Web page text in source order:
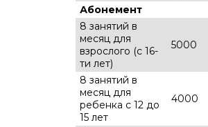
Абонемент
8 занятий в
месяц для
взрослого (c 16-
ти лет)
5000
8 занятий в
месяц для
ребенка с 12 до
15 лет
4000